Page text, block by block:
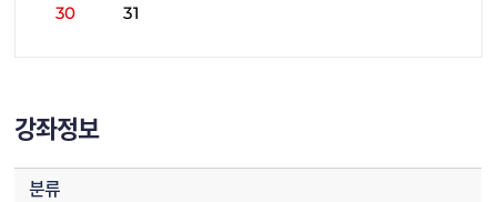
30 31
강좌정보
강좌정보 - 분류,분야,대상,분기,장소,강사명,강좌안내,강의계획서,참고사항
분류